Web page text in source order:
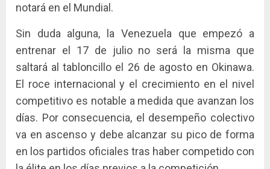
notará en el Mundial.
Sin duda alguna, la Venezuela que empezó a
entrenar el 17 de julio no será la misma que
saltará al tabloncillo el 26 de agosto en Okinawa.
El roce internacional y el crecimiento en el nivel
competitivo es notable a medida que avanzan los
días. Por consecuencia, el desempeño colectivo
va en ascenso y debe alcanzar su pico de forma
en los partidos oficiales tras haber competido con